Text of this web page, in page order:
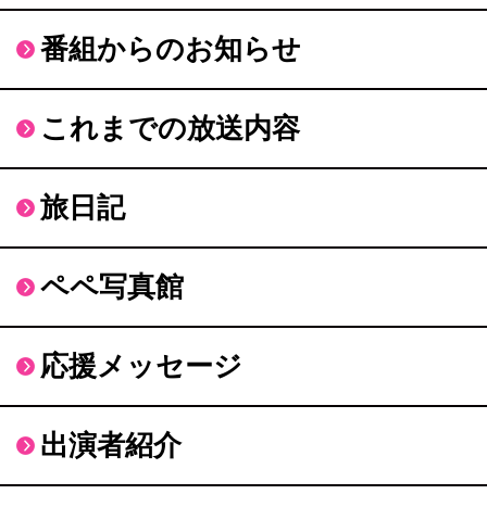
番組からのお知らせ
これまでの放送内容
旅日記
ペペ写真館
応援メッセージ
出演者紹介